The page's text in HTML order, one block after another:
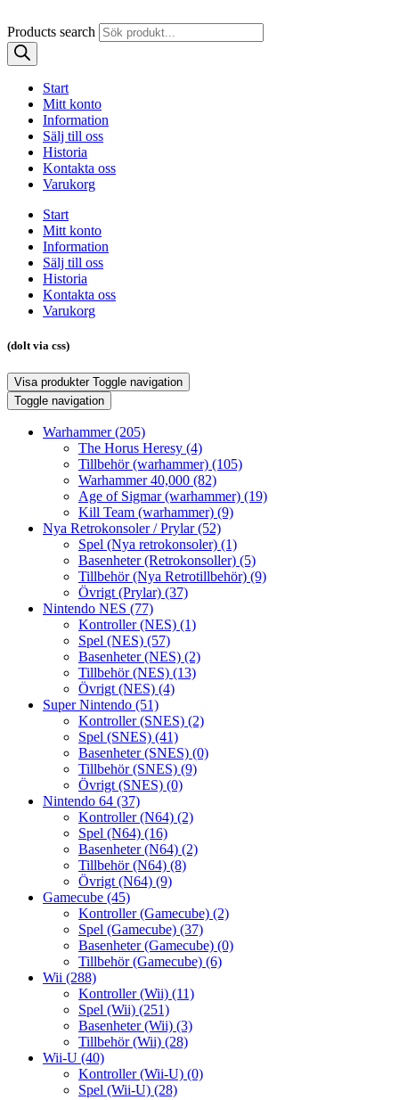
Products search
Start
Mitt konto
Information
Sälj till oss
Historia
Kontakta oss
Varukorg
Start
Mitt konto
Information
Sälj till oss
Historia
Kontakta oss
Varukorg
(dolt via css)
Visa produkter Toggle navigation
Toggle navigation
Warhammer(205)
The Horus Heresy (4)
Tillbehör (warhammer) (105)
Warhammer 40,000 (82)
Age of Sigmar (warhammer) (19)
Kill Team (warhammer) (9)
Nya Retrokonsoler / Prylar(52)
Spel (Nya retrokonsoler) (1)
Basenheter (Retrokonsoller) (5)
Tillbehör (Nya Retrotillbehör) (9)
Övrigt (Prylar) (37)
Nintendo NES (77)
Kontroller (NES) (1)
Spel (NES) (57)
Basenheter (NES) (2)
Tillbehör (NES) (13)
Övrigt (NES) (4)
Super Nintendo (51)
Kontroller (SNES) (2)
Spel (SNES) (41)
Basenheter (SNES) (0)
Tillbehör (SNES) (9)
Övrigt (SNES) (0)
Nintendo 64 (37)
Kontroller (N64) (2)
Spel (N64) (16)
Basenheter (N64) (2)
Tillbehör (N64) (8)
Övrigt (N64) (9)
Gamecube (45)
Kontroller (Gamecube) (2)
Spel (Gamecube) (37)
Basenheter (Gamecube) (0)
Tillbehör (Gamecube) (6)
Wii (288)
Kontroller (Wii) (11)
Spel (Wii) (251)
Basenheter (Wii) (3)
Tillbehör (Wii) (28)
Wii-U (40)
Kontroller (Wii-U) (0)
Spel (Wii-U) (28)